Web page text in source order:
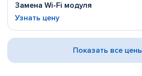
Замена Wi-Fi модуля
Узнать цену
Показать все